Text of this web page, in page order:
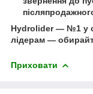
Hydrolider — №1 у
лідерам —
Приховати